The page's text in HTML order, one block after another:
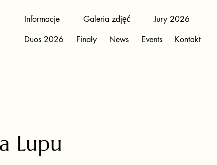
Informacje Galeria zdjęć
Jury 2026
Duos 2026
Finały News Events Kontakt
Lupu